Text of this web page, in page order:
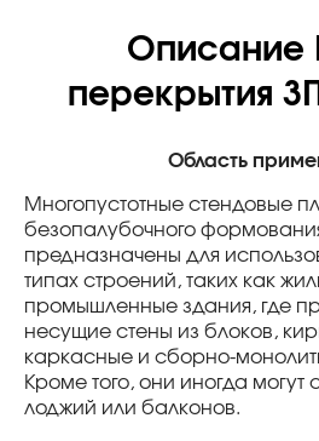
Описание
перекрытия
Область
Многопустотные стендовые
безопалубочного
предназначены для
типах строений, таких как
промышленные здания, где
несущие стены из блоков,
каркасные и сборно-
Кроме того, они иногда могут
лоджий или балконов.